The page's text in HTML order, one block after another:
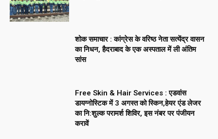
शोक समाचार : कांग्रेस के वरिष्ठ नेता सत्येंद्र वासन
का निधन, हैदराबाद के एक अस्पताल में ली अंतिम
सांस
Free Skin & Hair Services : एडवांस
डायग्नोस्टिक में 3 अगस्त को स्किन,हेयर एंड लेजर
का नि:शुल्क परामर्श शिविर, इस नंबर पर पंजीयन
करावें